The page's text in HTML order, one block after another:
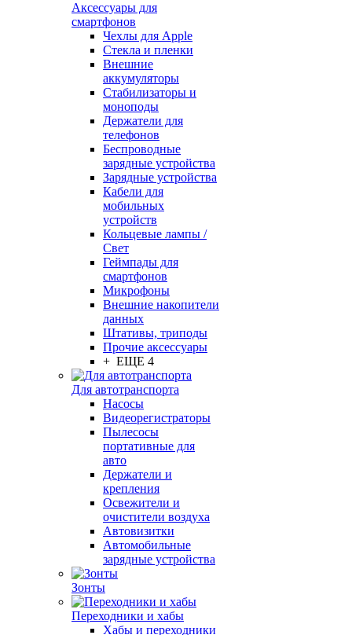
Аксессуары для
смартфонов
Чехлы для Apple
Стекла и пленки
Внешние
аккумуляторы
Стабилизаторы и
моноподы
Держатели для
телефонов
Беспроводные
зарядные устройства
Зарядные устройства
Кабели для
мобильных
устройств
Кольцевые лампы /
Свет
Геймпады для
смартфонов
Микрофоны
Внешние накопители
данных
Штативы, триподы
Прочие аксессуары
+ ЕЩЕ 4
Для автотранспорта
Насосы
Видеорегистраторы
Пылесосы
портативные для
авто
Держатели и
крепления
Освежители и
очистители воздуха
Автовизитки
Автомобильные
зарядные устройства
Зонты
Переходники и хабы
Хабы и переходники